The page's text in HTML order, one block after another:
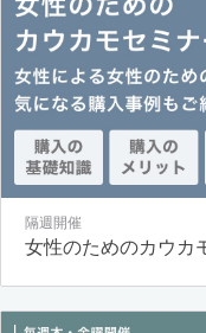
隔週開催
女性のためのカウカ